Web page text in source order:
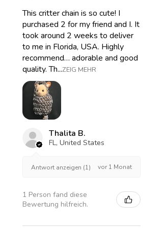
This critter chain is so cute! I
purchased 2 for my friend and I. It
took around 2 weeks to deliver
to me in Florida, USA. Highly
recommend… adorable and good
quality. Th...ZEIG MEHR
Thalita B.
FL, United States
Antwort anzeigen (1) vor 1 Monat
1 Person fand diese
Bewertung hilfreich.